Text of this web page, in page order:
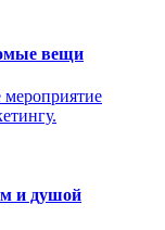
вещи
мероприятие
и душой